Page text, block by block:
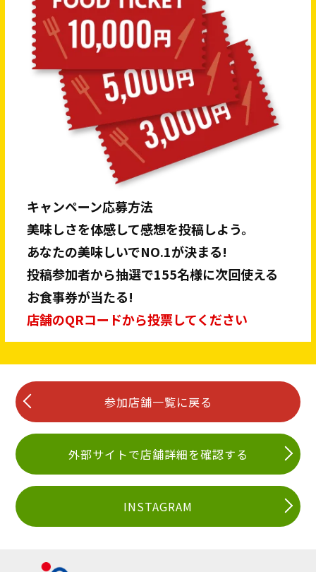
キャンペーン応募方法
美味しさを体感して感想を投稿しよう。
あなたの美味しいでNO.1が決まる!
投稿参加者から抽選で155名様に次回使える
お食事券が当たる!
店舗のQRコードから投票してください
参加店舗一覧に戻る
外部サイトで店舗詳細を確認する
INSTAGRAM